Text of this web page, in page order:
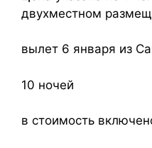
двухместном
вылет 6 января из
10 ночей
в стоимость